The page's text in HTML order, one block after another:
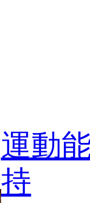
運動
持